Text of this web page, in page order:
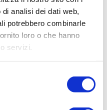
analisi dei dati web,
potrebbero combinarle
loro o che hanno
servizi.